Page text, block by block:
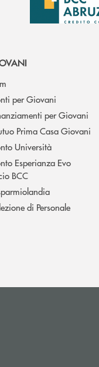
per Giovani
per Giovani
Prima Casa Giovani
Università
Esperianza Evo
BCC
di Personale